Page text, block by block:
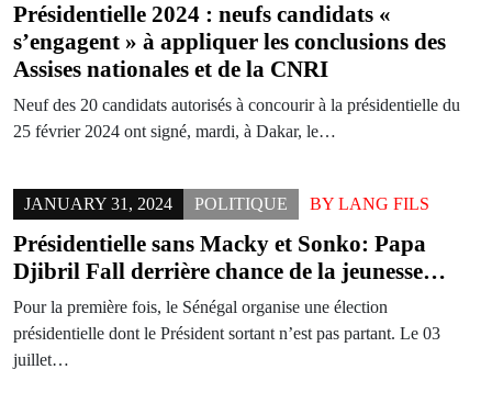
Présidentielle 2024 : neufs candidats «
s’engagent » à appliquer les conclusions des
Assises nationales et de la CNRI
Neuf des 20 candidats autorisés à concourir à la présidentielle du
25 février 2024 ont signé, mardi, à Dakar, le…
JANUARY 31, 2024 POLITIQUE BY LANG FILS
Présidentielle sans Macky et Sonko: Papa
Djibril Fall derrière chance de la jeunesse…
Pour la première fois, le Sénégal organise une élection
présidentielle dont le Président sortant n’est pas partant. Le 03
juillet…